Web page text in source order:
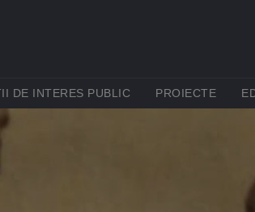
DE INTERES PUBLIC(CURRENT)
PROIECTE